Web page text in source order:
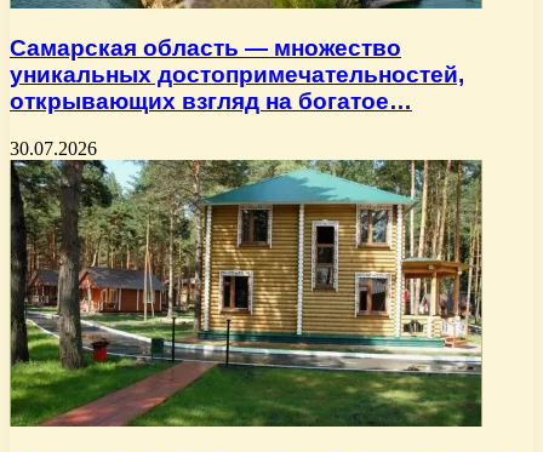
Самарская область — множество
уникальных достопримечательностей,
открывающих взгляд на богатое…
30.07.2026